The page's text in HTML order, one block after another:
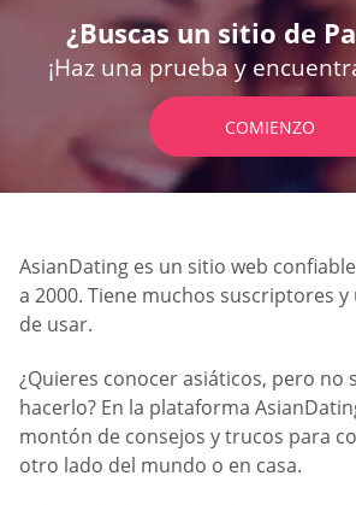
¿Buscas un sitio de
¡Haz una prueba y
COMIENZO
AsianDating es un sitio web
a 2000. Tiene muchos suscriptores
de usar.
¿Quieres conocer asiáticos, pero no
hacerlo? En la plataforma
montón de consejos y trucos para
otro lado del mundo o en casa.